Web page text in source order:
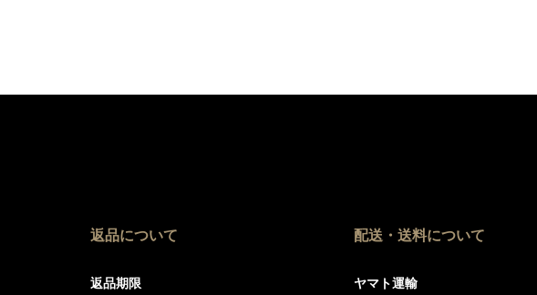
返品について
返品期限
配送・送料について
ヤマト運輸